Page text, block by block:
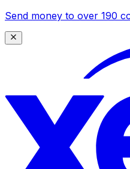
Send money to over 190